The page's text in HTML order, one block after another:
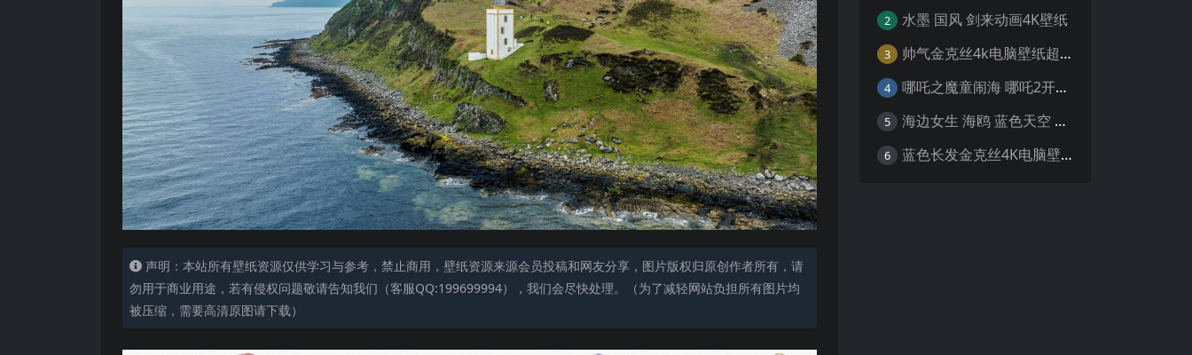
声明：本站所有壁纸资源仅供学习与参考，禁止商用，壁纸资源来源会员投稿和网友分享，图片版权归原创作者所有，请
勿用于商业用途，若有侵权问题敬请告知我们（客服QQ:199699994），我们会尽快处理。（为了减轻网站负担所有图片均
被压缩，需要高清原图请下载）
2 水墨 国风 剑来动画4K壁纸
3 帅气金克丝4k电脑壁纸超清
4 哪吒之魔童闹海 哪吒2开场4K壁纸
5 海边女生 海鸥 蓝色天空 4K壁纸
6 蓝色长发金克丝4K电脑壁纸